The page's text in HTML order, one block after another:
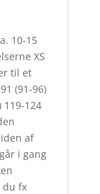
10-15
XS
til et
(91-96)
119-124
af
i gang
du fx